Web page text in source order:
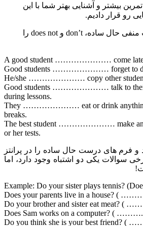
بیشتر و آشنایی بهتر شما با این
رو قرار دادیم.
برای تکمیل جملات منفی حال ساده، don’t و does not را
A good student ………………… come late
Good students ………………… forget to
He/she ………………… copy other
Good students ………………… talk to their
during lessons.
They ………………… eat or drink anything
breaks.
The best student ………………… make any
or her tests.
و فرم های درست حال ساده را در پرانتز
سوالات یکی دو اشتباه وجود دارد، اما
Example: Do your sister plays tennis?
Does your parents live in a house? (
Do your brother and sister eat meat? (
Does Sam works on a computer? (
Do you think she is your best friend? (